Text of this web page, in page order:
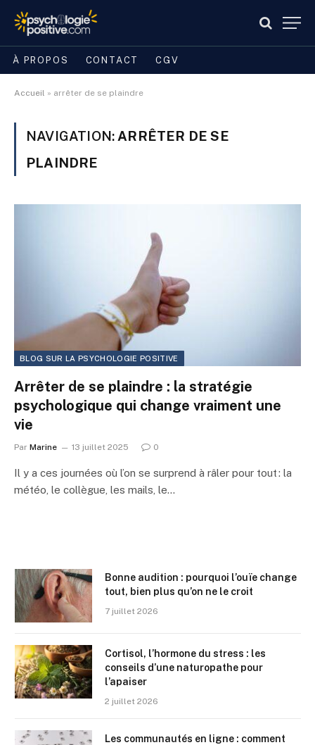
À PROPOS CONTACT CGV
Accueil » arrêter de se plaindre
NAVIGATION: ARRÊTER DE SE
PLAINDRE
BLOG SUR LA PSYCHOLOGIE POSITIVE
Arrêter de se plaindre : la stratégie
psychologique qui change vraiment une
vie
Par Marine 13 juillet 2025 0
Il y a ces journées où l’on se surprend à râler pour tout : la
météo, le collègue, les mails, le…
Bonne audition : pourquoi l’ouïe change
tout, bien plus qu’on ne le croit
7 juillet 2026
Cortisol, l’hormone du stress : les
conseils d’une naturopathe pour
l’apaiser
2 juillet 2026
Les communautés en ligne : comment